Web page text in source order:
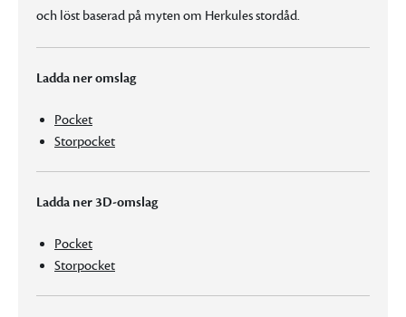
och löst baserad på myten om Herkules stordåd.
Ladda ner omslag
Pocket
Storpocket
Ladda ner 3D-omslag
Pocket
Storpocket